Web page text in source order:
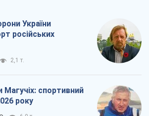
України
російських
2,1 т.
Магучіх: спортивний
року